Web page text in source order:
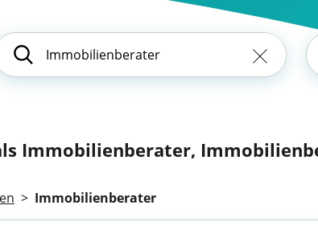
Immobilienberater,
> Immobilienberater